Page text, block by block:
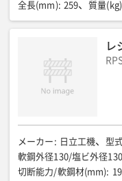
全長(mm): 259 質量(kg)
レ
メーカー : 日立工機 型
軟鋼外径130/塩ビ外径130
切断能力/軟鋼材(mm): 19